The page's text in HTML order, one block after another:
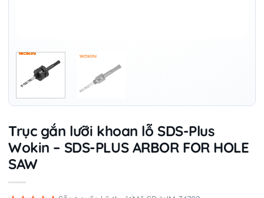
Trục gắn lưỡi khoan lỗ SDS-Plus
Wokin – SDS-PLUS ARBOR FOR HOLE
SAW